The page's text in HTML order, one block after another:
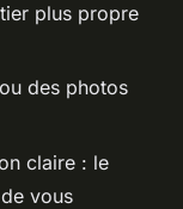
plus propre
ou des photos
claire : le
vous